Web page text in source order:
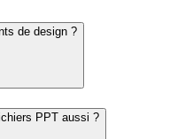
de design ?
PPT aussi ?